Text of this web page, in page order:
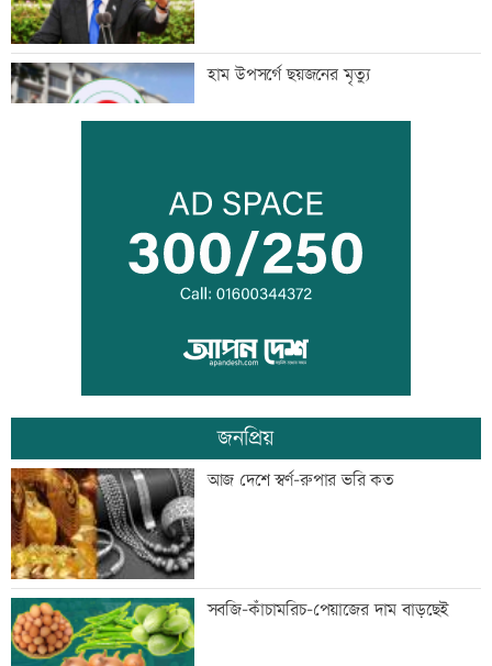
হাম উপসর্গে ছয়জনের মৃত্যু
পাঁচদফা দাবিতে বাগেরহাটে ১১ দলীয় ঐক্যের
বিক্ষোভ
নিয়োগ পরীক্ষায় অনিয়ম, উত্তাল ভারতের
ঝাড়খণ্ড
আজ রবীন্দ্রনাথ ঠাকুরের চলে যাওয়ার দিন
‘ময়না ছলাৎ ছলাৎ’ খ্যাত গায়ক স্বাগত দে
আর নেই
জনপ্রিয়
আজ দেশে স্বর্ণ-রুপার ভরি কত
সবজি-কাঁচামরিচ-পেয়াজের দাম বাড়ছেই